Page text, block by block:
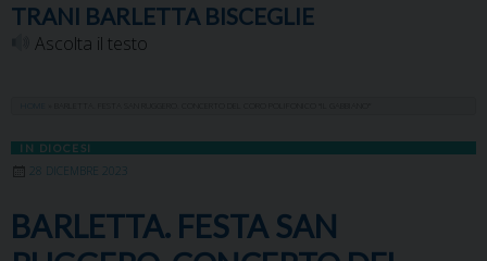
TRANI BARLETTA BISCEGLIE
Ascolta il testo
IN DIOCESI
28 DICEMBRE 2023
BARLETTA. FESTA SAN